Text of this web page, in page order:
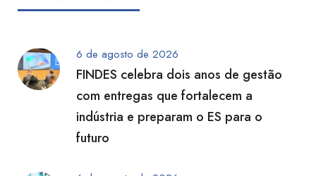
6 de agosto de 2026
FINDES celebra dois anos de gestão
com entregas que fortalecem a
indústria e preparam o ES para o
futuro